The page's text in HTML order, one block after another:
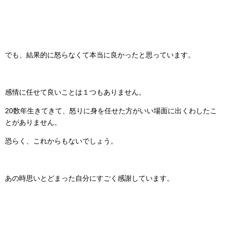
でも、結果的に怒らなくて本当に良かったと思っています。
感情に任せて良いことは１つもありません。
20数年生きてきて、怒りに身を任せた方がいい場面に出くわしたこ
とがありません。
恐らく、これからもないでしょう。
あの時思いとどまった自分にすごく感謝しています。